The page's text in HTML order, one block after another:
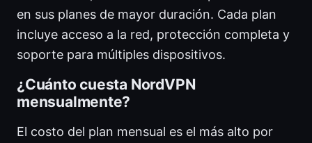
en sus planes de mayor duración. Cada plan
incluye acceso a la red, protección completa y
soporte para múltiples dispositivos.
¿Cuánto cuesta NordVPN
mensualmente?
El costo del plan mensual es el más alto por